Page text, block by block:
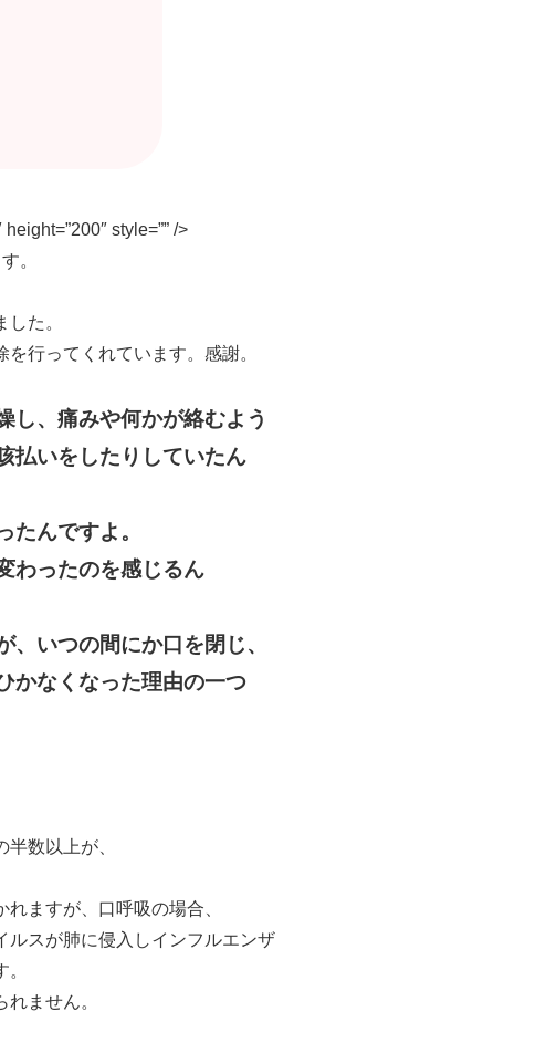
style=”” />
。
た。
行ってくれています。感謝。
し、痛みや何かが絡むよう
払いをしたりしていたん
たんですよ。
わったのを感じるん
、いつの間にか口を閉じ、
かなくなった理由の一つ
数以上が、
ますが、口呼吸の場合、
ルスが肺に侵入しインフルエンザ
ません。